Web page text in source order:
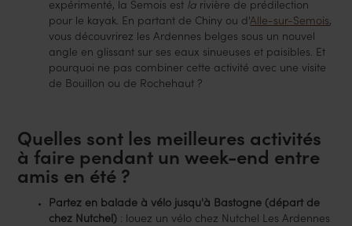
expérimenté, la Semois est la rivière de prédilection
pour le kayak. En partant de Chiny ou d'Alle-sur-Semois,
vous découvrirez les Ardennes belges sous un nouvel
angle en glissant sur ses eaux sinueuses et paisibles. Et
pourquoi ne pas combiner cette activité avec une visite
de Bouillon ou de Rochehaut ?
Quelles sont les meilleures activités
à faire pendant un week-end entre
amis en été ?
Partez en balade à vélo jusqu'à Bastogne (départ de
chez Nutchel) : louez un vélo chez Nutchel Les Ardennes